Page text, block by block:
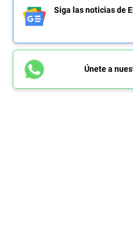
Siga las noticias de
Únete a